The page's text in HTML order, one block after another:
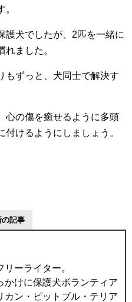
護犬でしたが、2匹を一緒に
れました。
もずっと、犬同士で解決す
心の傷を癒せるように多頭
けるようにしましょう。
の記事
ーライター。
かけに保護犬ボランティア
カン・ピットブル・テリア